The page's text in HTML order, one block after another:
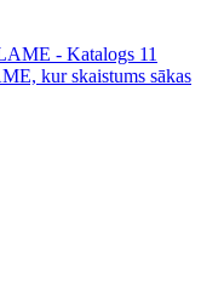
- Katalogs 11
kur skaistums sākas